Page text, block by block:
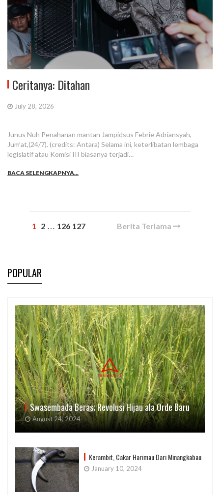
Ceritanya: Ditahan
July 28, 2026
Junus Nuh Penahanan mantan Jampidsus Febrie Adriansyah,
Jum’at,(24/7). (credits: Antara) Selama ini, keterlibatan lembaga
legislatif atau Komisi III biasanya terjadi…
BACA SELENGKAPNYA...
1 2 … 126 127 Berita Terlama
POPULAR
Swasembada Beras; Revolusi Hijau ala Orde Baru
August 24, 2024
Kerambit, Cakar Harimau Dari Minangkabau
January 10, 2024